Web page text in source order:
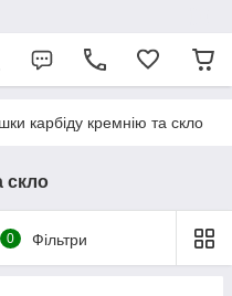
карбіду кремнію та скло
скло
0 Фільтри